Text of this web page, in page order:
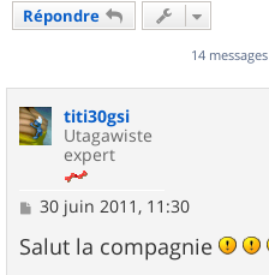
Répondre
14 messages
titi30gsi
Utagawiste
expert
M
s
s
30 juin 2011, 11:30
Salut la compagnie